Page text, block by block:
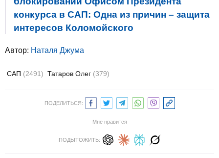
конкурса в САП: Одна из причин – защита
интересов Коломойского
Автор: Наталя Джума
САП (2491) Татаров Олег (379)
ПОДЕЛИТЬСЯ:
Мне нравится
ПОДЫТОЖИТЬ: